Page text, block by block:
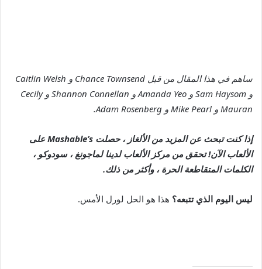
ساهم في هذا المقال من قبل Chance Townsend و Caitlin Welsh
و Sam Haysom و Amanda Yeo و Shannon Connellan و Cecily
Mauran و Mike Pearl و Adam Rosenberg.
إذا كنت تبحث عن المزيد من الألغاز ، حصلت Mashable’s على
الألعاب الآن!تحقق من مركز الألعاب لدينا لماجونغ ، سودوكو ،
الكلمات المتقاطعة الحرة ، وأكثر من ذلك.
ليس اليوم الذي تتبعه؟ هذا هو الحل لورل الأمس.